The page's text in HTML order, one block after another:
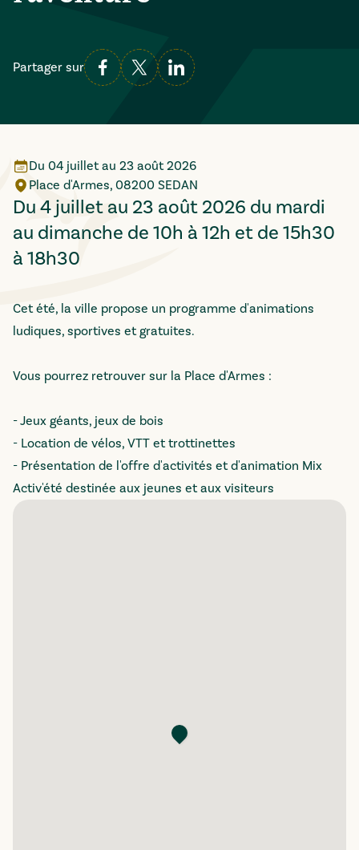
Partager sur
Du 04 juilletau 23 août 2026
Place d'Armes, 08200 SEDAN
Du 4 juillet au 23 août 2026 du mardi
au dimanche de 10h à 12h et de 15h30
à 18h30
Cet été, la ville propose un programme d'animations
ludiques, sportives et gratuites.
Vous pourrez retrouver sur la Place d'Armes :
- Jeux géants, jeux de bois
- Location de vélos, VTT et trottinettes
- Présentation de l'offre d'activités et d'animation Mix
Activ'été destinée aux jeunes et aux visiteurs